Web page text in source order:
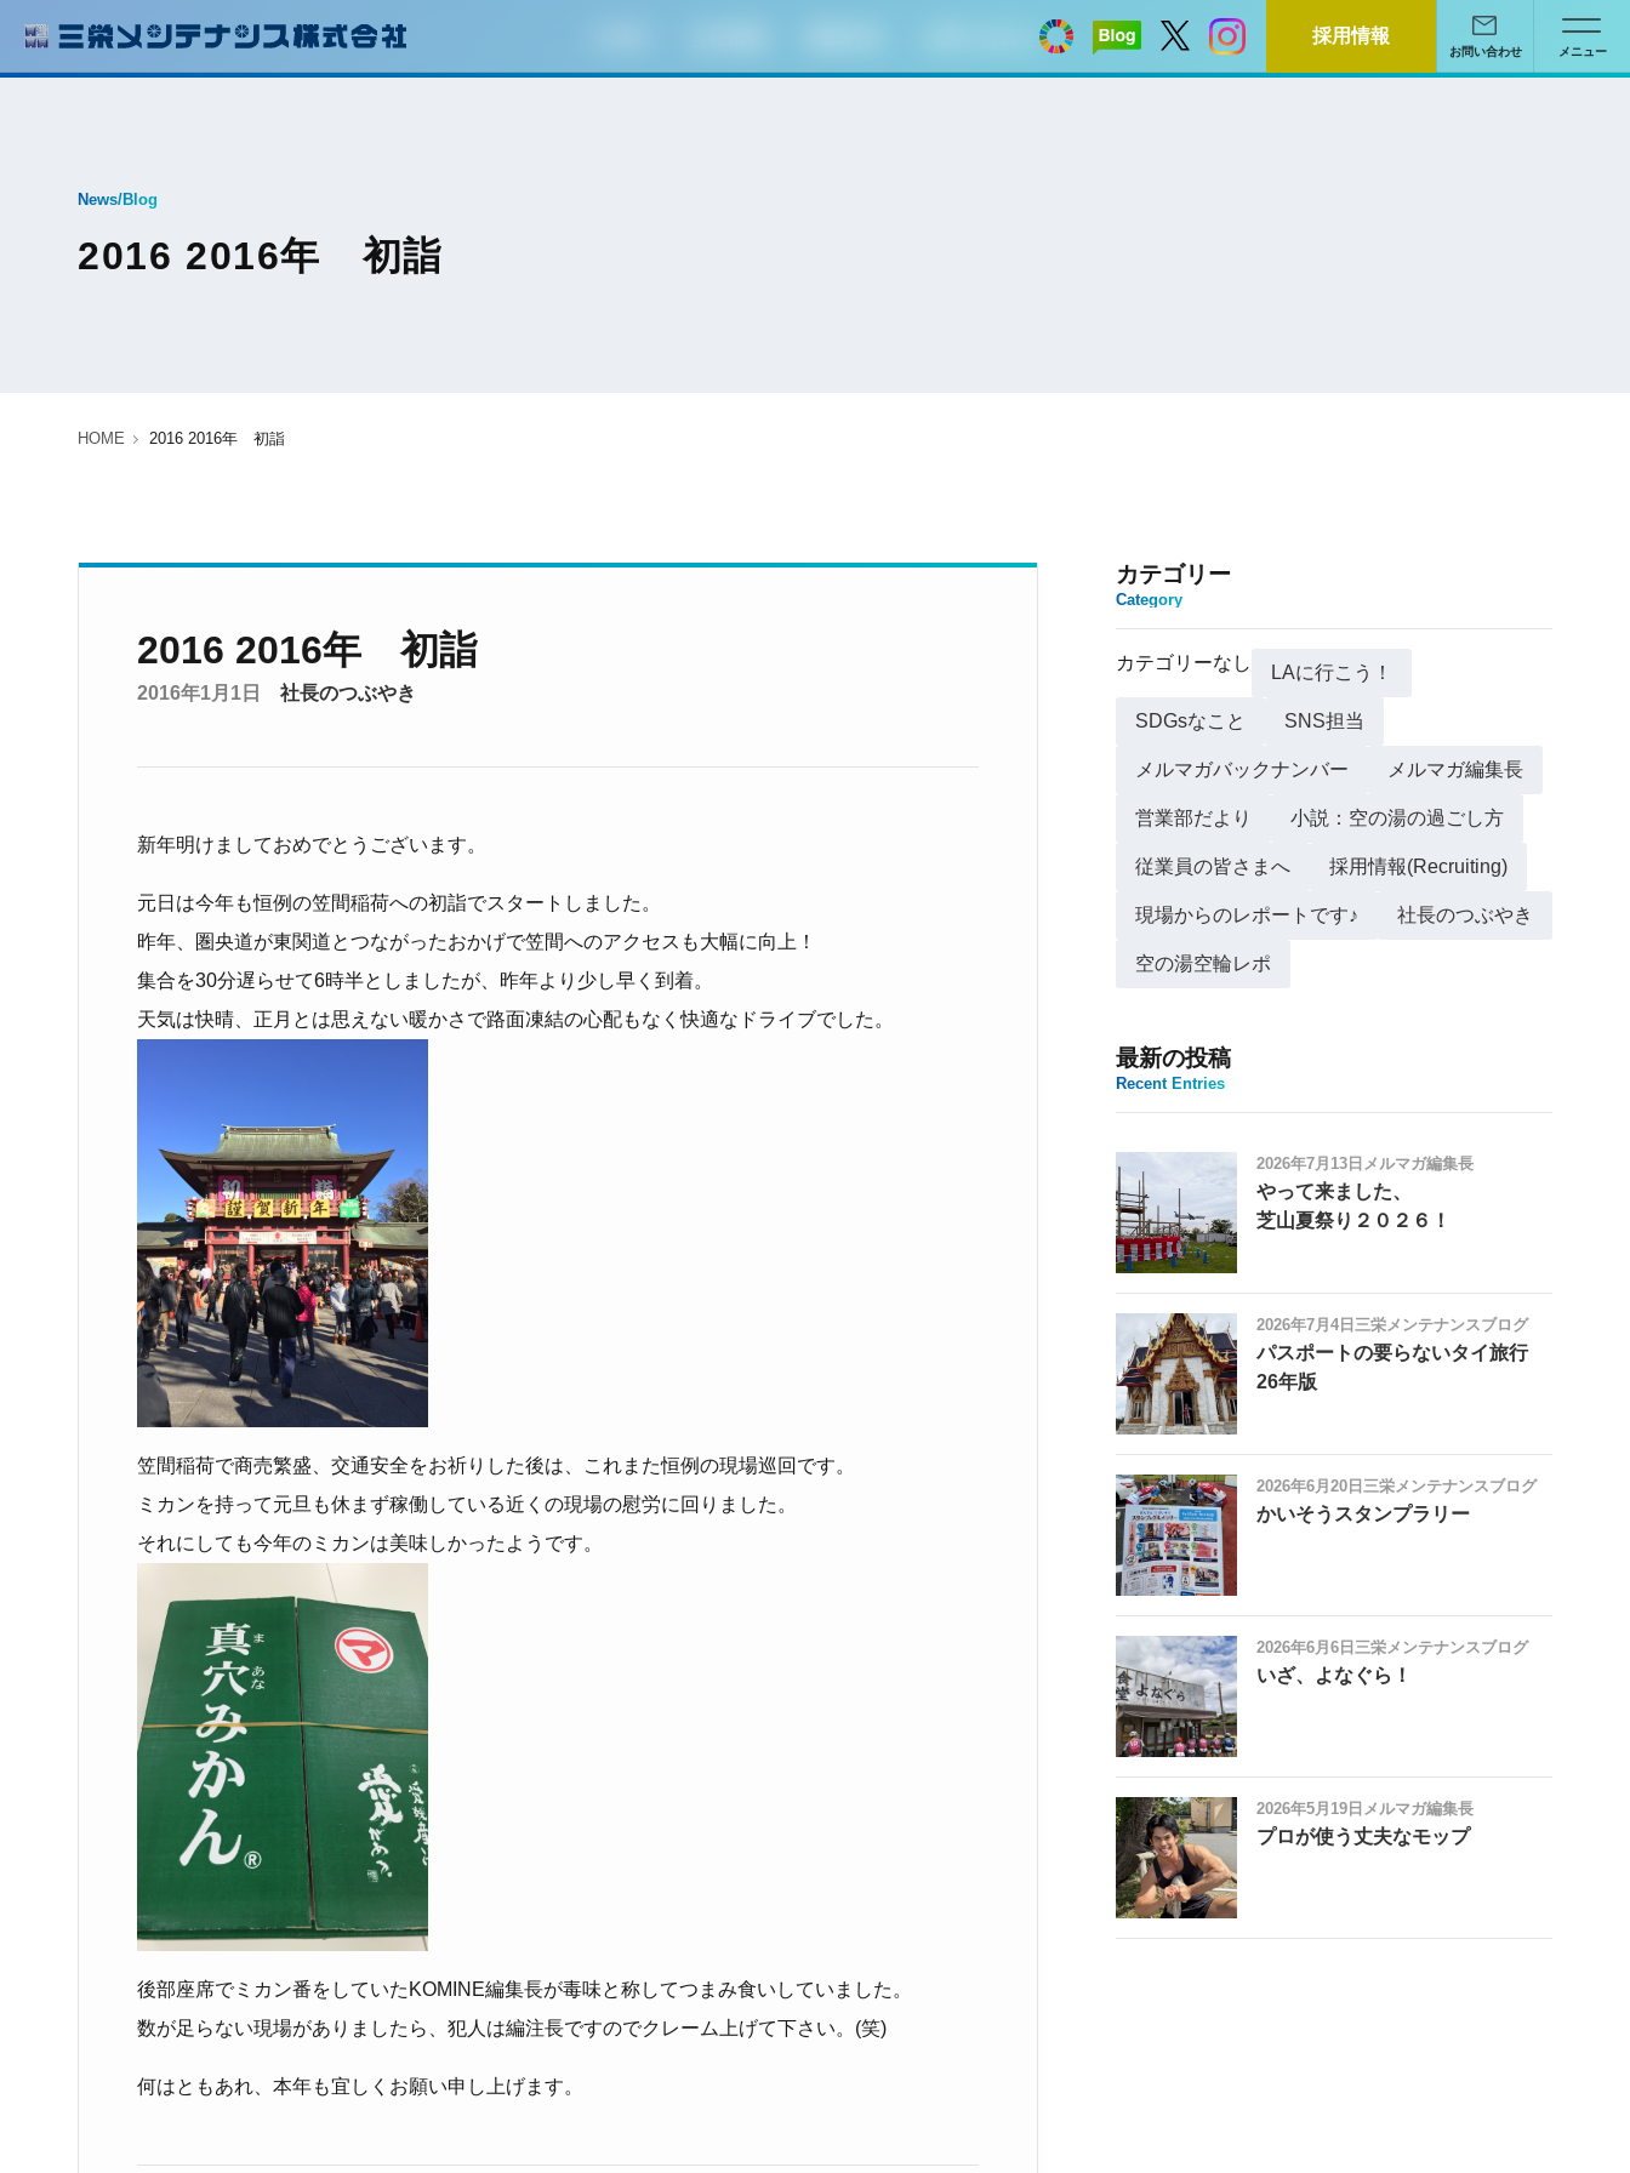
採用情報
お問い合わせ メニュー
News/Blog
2016 2016年 初詣
HOME 2016 2016年 初詣
2016 2016年 初詣
2016年1月1日 社長のつぶやき
新年明けましておめでとうございます。
元日は今年も恒例の笠間稲荷への初詣でスタートしました。
昨年、圏央道が東関道とつながったおかげで笠間へのアクセスも大幅に向上！
集合を30分遅らせて6時半としましたが、昨年より少し早く到着。
天気は快晴、正月とは思えない暖かさで路面凍結の心配もなく快適なドライブでした。
笠間稲荷で商売繁盛、交通安全をお祈りした後は、これまた恒例の現場巡回です。
ミカンを持って元旦も休まず稼働している近くの現場の慰労に回りました。
それにしても今年のミカンは美味しかったようです。
後部座席でミカン番をしていたKOMINE編集長が毒味と称してつまみ食いしていました。
数が足らない現場がありましたら、犯人は編注長ですのでクレーム上げて下さい。(笑)
何はともあれ、本年も宜しくお願い申し上げます。
カテゴリー
Category
カテゴリーなし LAに行こう！
SDGsなこと SNS担当
メルマガバックナンバー メルマガ編集長
営業部だより 小説：空の湯の過ごし方
従業員の皆さまへ 採用情報(Recruiting)
現場からのレポートです♪ 社長のつぶやき
空の湯空輪レポ
最新の投稿
Recent Entries
2026年7月13日 メルマガ編集長
やって来ました、
芝山夏祭り２０２６！
2026年7月4日 三栄メンテナンスブログ
パスポートの要らないタイ旅行
26年版
2026年6月20日 三栄メンテナンスブログ
かいそうスタンプラリー
2026年6月6日 三栄メンテナンスブログ
いざ、よなぐら！
2026年5月19日 メルマガ編集長
プロが使う丈夫なモップ